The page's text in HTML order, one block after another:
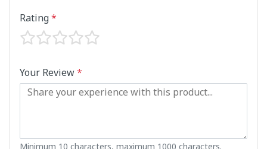
Rating*
Your Review*